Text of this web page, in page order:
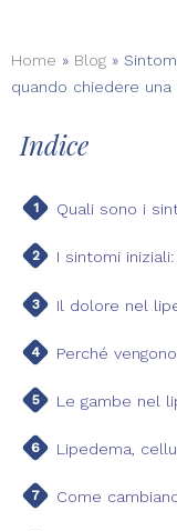
Home » Blog »
quando chiedere una
Indice
Quali sono i
I sintomi
Il dolore nel
Perché
Le gambe nel
Lipedema,
Come